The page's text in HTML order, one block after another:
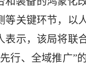
等关键环节，以
表示，该局将联
行、全域推广”